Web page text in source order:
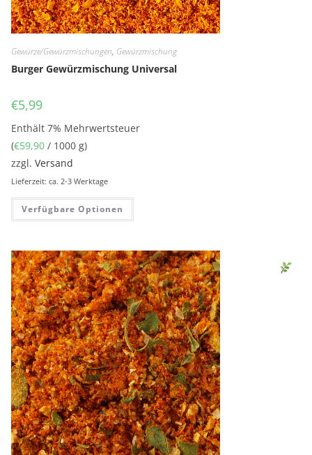
Gewürze/Gewürzmischungen, Gewürzmischung
Burger Gewürzmischung Universal
€5,99
Enthält 7% Mehrwertsteuer
(€59,90 / 1000 g)
zzgl.Versand
Lieferzeit: ca. 2-3 Werktage
Verfügbare Optionen
Senf